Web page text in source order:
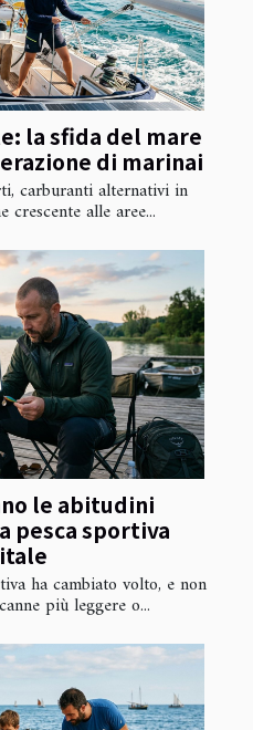
la sfida del mare
di marinai
carburanti alternativi in
crescente alle aree...
le abitudini
pesca sportiva
ha cambiato volto, e non
più leggere o...